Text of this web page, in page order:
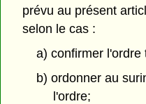
prévu au présent
selon le cas :
a) confirmer l'ordre
b) ordonner au
l'ordre;